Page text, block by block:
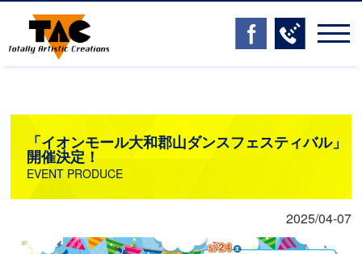
toggle
「イオンモール大和郡山ダンスフェスティバル」
開催決定！
EVENT PRODUCE
2025/04-07